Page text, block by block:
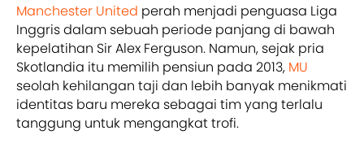
Manchester United perah menjadi penguasa Liga
Inggris dalam sebuah periode panjang di bawah
kepelatihan Sir Alex Ferguson. Namun, sejak pria
Skotlandia itu memilih pensiun pada 2013, MU
seolah kehilangan taji dan lebih banyak menikmati
identitas baru mereka sebagai tim yang terlalu
tanggung untuk mengangkat trofi.